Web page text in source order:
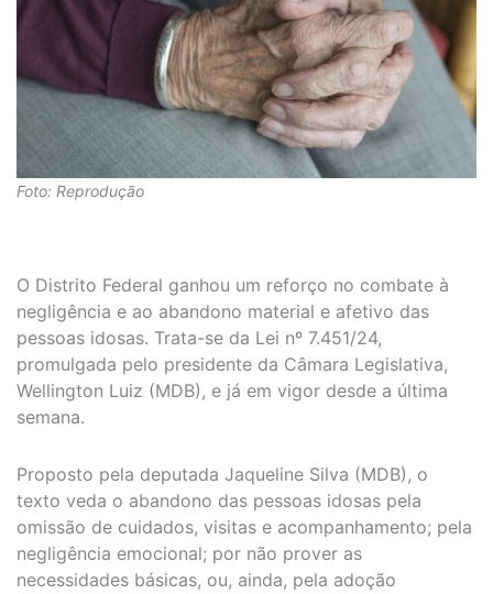
Foto: Reprodução
O Distrito Federal ganhou um reforço no combate à
negligência e ao abandono material e afetivo das
pessoas idosas. Trata-se da Lei nº 7.451/24,
promulgada pelo presidente da Câmara Legislativa,
Wellington Luiz (MDB), e já em vigor desde a última
semana.
Proposto pela deputada Jaqueline Silva (MDB), o
texto veda o abandono das pessoas idosas pela
omissão de cuidados, visitas e acompanhamento; pela
negligência emocional; por não prover as
necessidades básicas, ou, ainda, pela adoção